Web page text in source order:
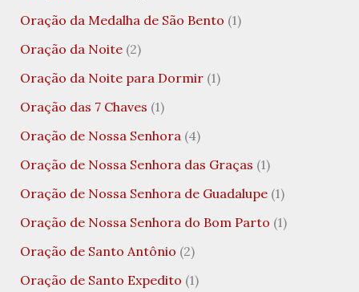
Oração da Medalha de São Bento (1)
Oração da Noite(2)
Oração da Noite para Dormir(1)
Oração das 7 Chaves (1)
Oração de Nossa Senhora (4)
Oração de Nossa Senhora das Graças (1)
Oração de Nossa Senhora de Guadalupe(1)
Oração de Nossa Senhora do Bom Parto (1)
Oração de Santo Antônio (2)
Oração de Santo Expedito (1)